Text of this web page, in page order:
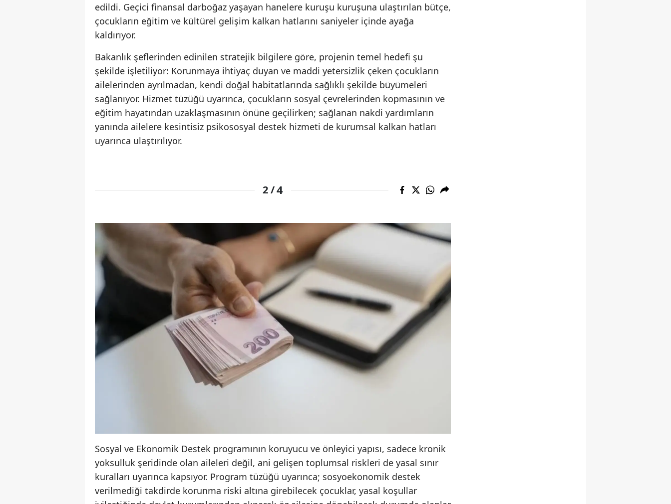
Kocaeli
Kütahya
Malatya
Manisa
Kahramanmaraş
Nevşehir
Sakarya
Samsun
Siirt
Sinop
Sivas
Şanlıurfa
Uşak
Van
edildi. Geçici finansal darboğaz yaşayan hanelere kuruşu kuruşuna ulaştırılan bütçe,
çocukların eğitim ve kültürel gelişim kalkan hatlarını saniyeler içinde ayağa
kaldırıyor.
Bakanlık şeflerinden edinilen stratejik bilgilere göre, projenin temel hedefi şu
şekilde işletiliyor: Korunmaya ihtiyaç duyan ve maddi yetersizlik çeken çocukların
ailelerinden ayrılmadan, kendi doğal habitatlarında sağlıklı şekilde büyümeleri
sağlanıyor. Hizmet tüzüğü uyarınca, çocukların sosyal çevrelerinden kopmasının ve
eğitim hayatından uzaklaşmasının önüne geçilirken; sağlanan nakdi yardımların
yanında ailelere kesintisiz psikososyal destek hizmeti de kurumsal kalkan hatları
uyarınca ulaştırılıyor.
2 /4
Sosyal ve Ekonomik Destek programının koruyucu ve önleyici yapısı, sadece kronik
yoksulluk şeridinde olan aileleri değil, ani gelişen toplumsal riskleri de yasal sınır
kuralları uyarınca kapsıyor. Program tüzüğü uyarınca; sosyoekonomik destek
verilmediği takdirde korunma riski altına girebilecek çocuklar, yasal koşullar